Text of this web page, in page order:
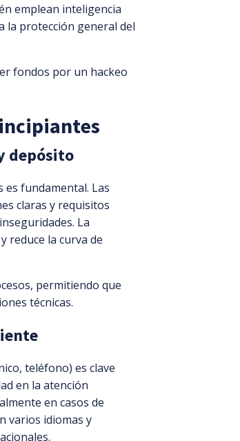
emplean inteligencia
la protección general del
fondos por un hackeo
depósito
es fundamental. Las
claras y requisitos
La
reduce la curva de
permitiendo que
técnicas.
teléfono) es clave
en la atención
en casos de
varios idiomas y